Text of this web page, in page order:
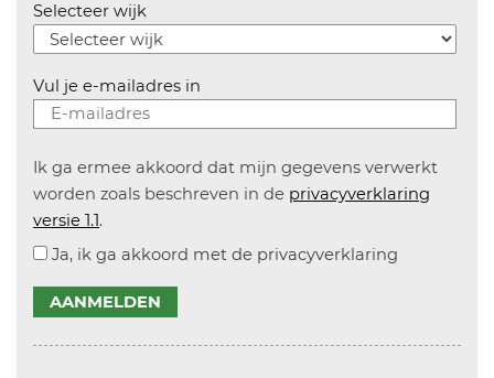
Selecteer wijk
Vul je e-mailadres in
Ik ga ermee akkoord dat mijn gegevens verwerkt
worden zoals beschreven in de privacyverklaring
versie 1.1.
Ja, ik ga akkoord met de privacyverklaring
AANMELDEN